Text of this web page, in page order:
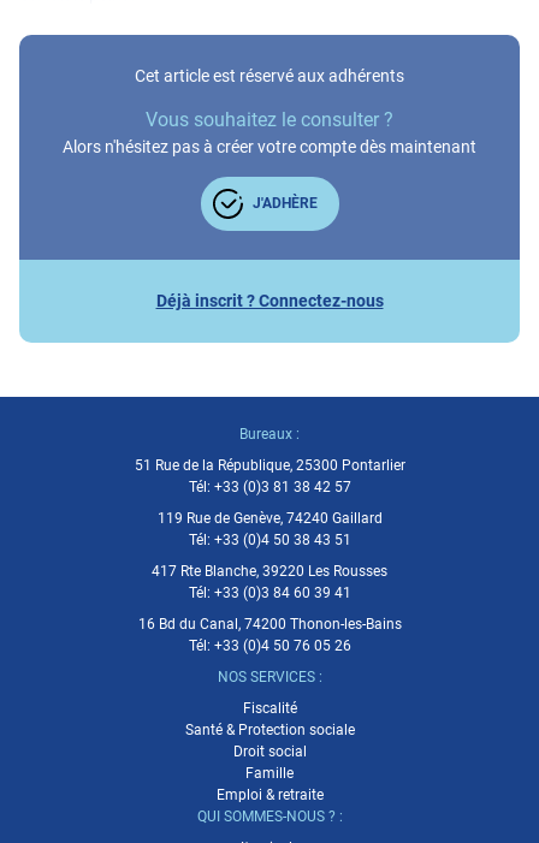
Cet article est réservé aux adhérents
Vous souhaitez le consulter ?
Alors n'hésitez pas à créer votre compte dès maintenant
J'ADHÈRE
Déjà inscrit ? Connectez-nous
Bureaux :
51 Rue de la République, 25300 Pontarlier
Tél: +33 (0)3 81 38 42 57
119 Rue de Genève, 74240 Gaillard
Tél: +33 (0)4 50 38 43 51
417 Rte Blanche, 39220 Les Rousses
Tél: +33 (0)3 84 60 39 41
16 Bd du Canal, 74200 Thonon-les-Bains
Tél: +33 (0)4 50 76 05 26
NOS SERVICES :
Fiscalité
Santé & Protection sociale
Droit social
Famille
Emploi & retraite
QUI SOMMES-NOUS ? :